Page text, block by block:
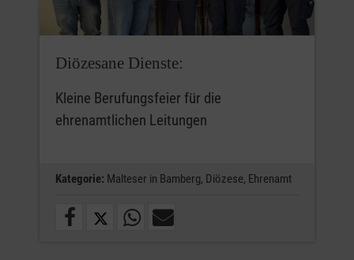
Diözesane Dienste:
Kleine Berufungsfeier für die
ehrenamtlichen Leitungen
Kategorie: Malteser in Bamberg, Diözese, Ehrenamt